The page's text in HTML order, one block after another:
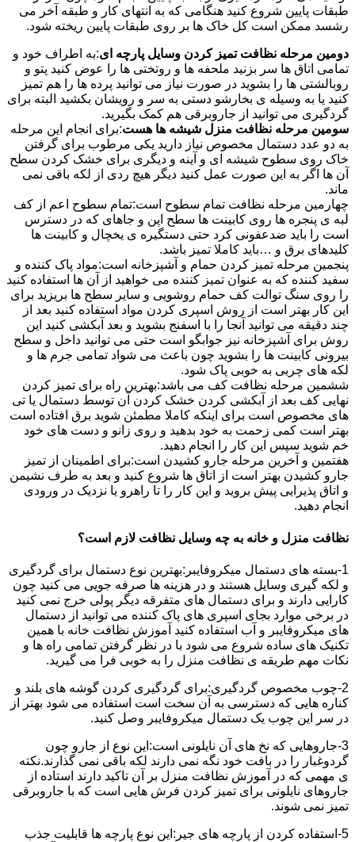
طبقات پایین شروع کنید هنگامی که به انتهای کار و طبقه آخر می
رشسد ممکن است کل خاک ها بر روی طبقات پایین ریخته شود.
دومین مرحله نظافت تمیز کردن وسایل پارچه ای:به اطراف خود و
تمامی اتاق ها سر بزنید ملحفه ها و روتختی ها را عوض کنید پتو و
روبالشتی ها را بشوید در صورت نیاز می توانید پرده ها را هم تمیز
کنید یا به وسیله ی بخارشو دستی به سر و رویشان بکشید البته برای
گردگیری می توانید از جاروبرقی هم کمک بگیرید.
سومین مرحله نظافت منزل شیشه ها هست:برای انجام این مرحله
به دو عدد دستمال مخصوص نیاز دارید یکی مرطوب برای گرفتن
خاک روی سطوح شیشه ای و آینه و دیگری برای خشک کردن سطح
آن ها اگر به این صورت عمل کنید دیگر هیچ ردی از لکه باقی نمی
ماند.
چهارمین مرحله نظافت تمام سطوح است:تمام سطوح اعم از کف
لبه ی پنجره ها روی کابینت ها سطح اپن و جاهای که در دسترس
است را باید ضدعفونی کرد حتی دستگیره ی یخچال و کابینت ها
کلیدهای برق و …باید کاملا تمیز باشد.
پنجمین مرحله تمیز کردن حمام و آشپزخانه است:مواد پاک کننده و
سفید کننده که به عنوان تمیز کننده می خواهید از آن ها استفاده کنید
را روی سنگ توالت کف حمام روشویی و سایر سطح ها بریزید برای
این کار بهتر است از روش اسپری کردن مواد استفاده کنید بعد از
چند دقیقه می توانید آنجا را با اسفنج بشوید و بعد آبکشی کنید این
روش برای آشپزخانه نیز جوابگو است حتی می توانید داخل و سطح
بیرونی کابینت ها را بشوید چون باعث می شواد تمامی جرم ها و
لکه های چربی به خوبی پاک شود.
ششمین مرحله نظافت کف می باشد:بهترین راه برای تمیز کردن
نهایی کف بعد از آبکشی کردن خشک کردن آن توسط دستمال یا تی
های مخصوص است برای اینکه کاملا مطمئن شوید برق افتاده است
بهتر است کمی زحمت به خود بدهید و روی زانو و دست های خود
خم شوید سپس این کار را انجام دهید.
هفتمین و آخرین مرحله جارو کشیدن است:برای اطمینان از تمیز
جارو کشیدن بهتر است از اتاق ها شروع کنید و بعد به طرف نشیمن
و اتاق پذیرایی پیش بروید و این کار را تا راهرو یا نزدیک در ورودی
انجام دهید.
نظافت منزل و خانه به چه وسایل نظافت لازم است؟
1-بسته های دستمال میکروفایبر:بهترین نوع دستمال برای گردگیری
و لکه گیری وسایل هستند و در هزینه ها صرفه جویی می کنید چون
کارایی دارند و برای دستمال های متفرقه دیگر پولی خرج نمی کنید
در برخی موارد بجای اسپری های پاک کننده می توانید از دستمال
های میکروفایبر و آب استفاده کنید آموزش نظافت خانه با همین
تکنیک های ساده شروع می شود با در نظر گرفتن تمامی راه ها و
نکات مهم طریقه ی نظافت منزل را به خوبی فرا می گیرید.
2-چوب مخصوص گردگیری:برای گردگیری کردن گوشه های بلند و
کناره هایی که دسترسی به آن سخت است استفاده می شود بهتر از
در سر این چوب یک دستمال میکروفایبر وصل کنید.
3-جاروهایی که نخ های آن نایلونی است:این نوع از جارو چون
گردوغبار را در بافت خود نگه نمی دارند لکه باقی نمی گذارند.نکته
ی مهمی که در آموزش نظافت منزل بر آن تاکید دارند استاده از
جاروهای نایلونی برای تمیز کردن فرش هایی است که با جاروبرقی
تمیز نمی شوند.
5-استفاده کردن از پارچه های جیر:این نوع پارچه ها قابلیت جذب